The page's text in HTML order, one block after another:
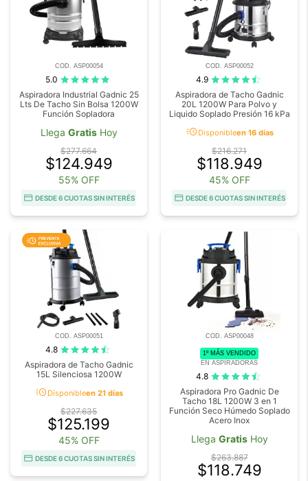
COD. ASP00054
5.0
Aspiradora Industrial Gadnic 25
Lts De Tacho Sin Bolsa 1200W
Función Sopladora
Llega GratisHoy
$277.664
$124.949
55% OFF
DESDE 6 CUOTAS SIN INTERÉS
COD. ASP00052
4.9
Aspiradora de Tacho Gadnic
20L 1200W Para Polvo y
Liquido Soplado Presión 16 kPa
acuteDisponibleen 16 días
$216.271
$118.949
45% OFF
DESDE 6 CUOTAS SIN INTERÉS
COD. ASP00051
4.8
Aspiradora de Tacho Gadnic
15L Silenciosa 1200W
acuteDisponibleen 21 días
$227.635
$125.199
45% OFF
DESDE 6 CUOTAS SIN INTERÉS
COD. ASP00048
1º MÁS VENDIDO
EN ASPIRADORAS
4.8
Aspiradora Pro Gadnic De
Tacho 18L 1200W 3 en 1
Función Seco Húmedo Soplado
Acero Inox
Llega GratisHoy
$263.887
$118.749